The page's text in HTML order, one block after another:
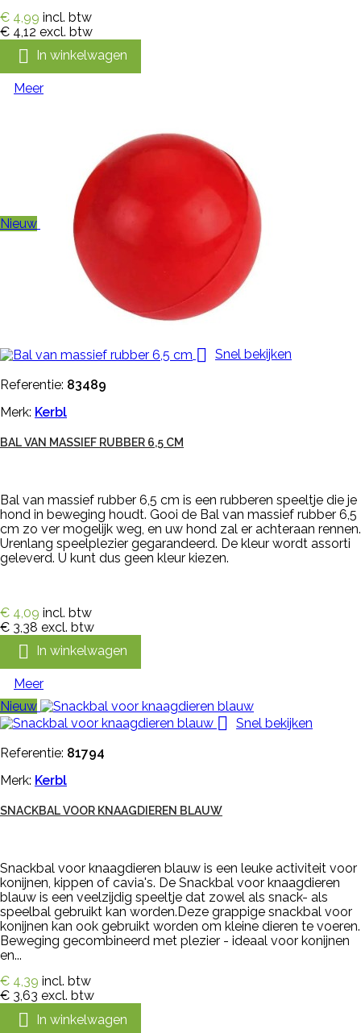
€ 4,99 incl. btw
€ 4,12 excl. btw
 In winkelwagen
Meer
Nieuw
 Snel bekijken
Referentie: 83489
Merk: Kerbl
BAL VAN MASSIEF RUBBER 6,5 CM
Bal van massief rubber 6,5 cm is een rubberen speeltje die je
hond in beweging houdt. Gooi de Bal van massief rubber 6,5
cm zo ver mogelijk weg, en uw hond zal er achteraan rennen.
Urenlang speelplezier gegarandeerd. De kleur wordt assorti
geleverd. U kunt dus geen kleur kiezen.
€ 4,09 incl. btw
€ 3,38 excl. btw
 In winkelwagen
Meer
Nieuw

Snel bekijken
Referentie: 81794
Merk: Kerbl
SNACKBAL VOOR KNAAGDIEREN BLAUW
Snackbal voor knaagdieren blauw is een leuke activiteit voor
konijnen, kippen of cavia's. De Snackbal voor knaagdieren
blauw is een veelzijdig speeltje dat zowel als snack- als
speelbal gebruikt kan worden.Deze grappige snackbal voor
konijnen kan ook gebruikt worden om kleine dieren te voeren.
Beweging gecombineerd met plezier - ideaal voor konijnen
en...
€ 4,39 incl. btw
€ 3,63 excl. btw
 In winkelwagen